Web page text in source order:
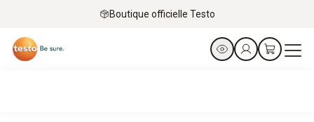
Boutique officielle Testo